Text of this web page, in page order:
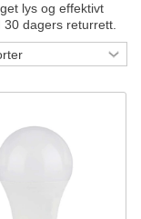
lys og effektivt
dagers returrett.